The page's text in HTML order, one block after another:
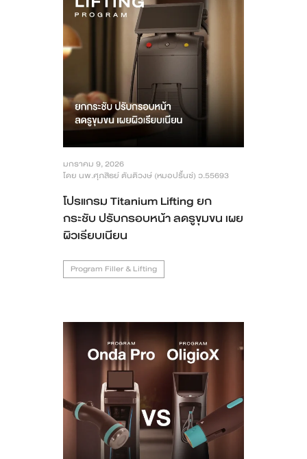
มกราคม 9, 2026
โดย นพ.ศุภสิธย์ ตันติวงษ์ (หมอปริ้นซ์) ว.55693
โปรแกรม Titanium Lifting ยก
กระชับ ปรับกรอบหน้า ลดรูขุมขน เผย
ผิวเรียบเนียน
Program Filler & Lifting